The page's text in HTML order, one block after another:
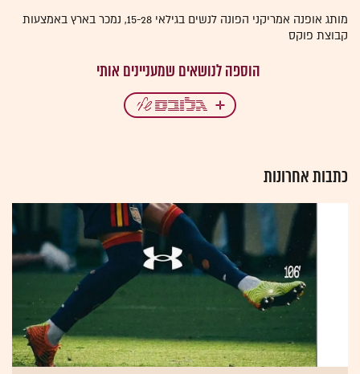
מותג אופנה אמריקני הפונה לנשים בגילאי 15-28, נמכר בארץ באמצעות
קבוצת פוקס
כתבות אחרונות